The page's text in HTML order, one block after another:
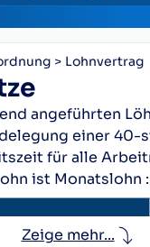
Lohnvertrag
angeführten
einer 40-
für alle
ist Monatslohn :
Zeige mehr...